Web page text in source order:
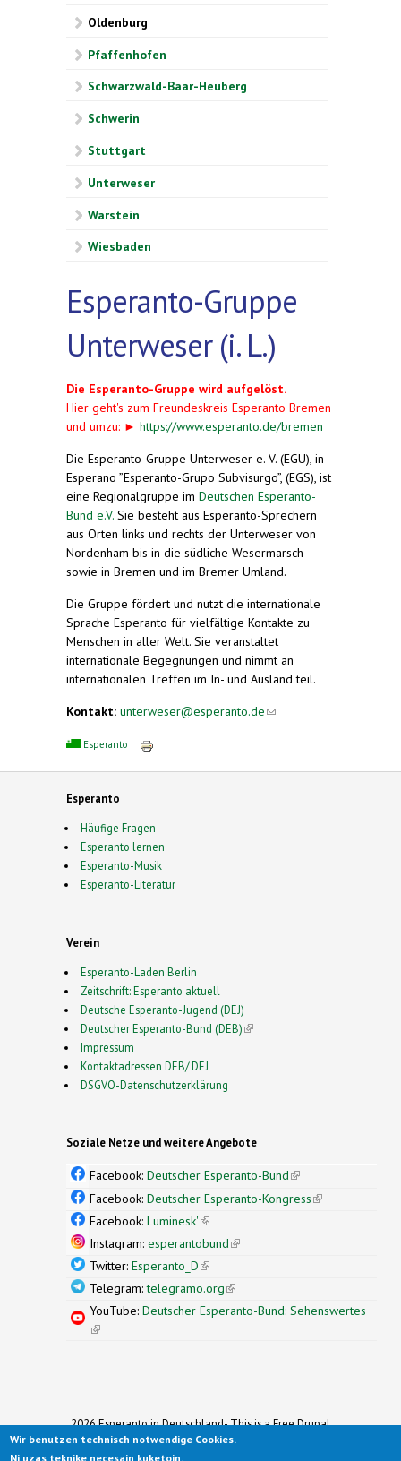
Oldenburg
Pfaffenhofen
Schwarzwald-Baar-Heuberg
Schwerin
Stuttgart
Unterweser
Warstein
Wiesbaden
Esperanto-Gruppe
Unterweser (i. L.)
Die Esperanto-Gruppe wird aufgelöst.
Hier geht's zum Freundeskreis Esperanto Bremen
und umzu: ► https://www.esperanto.de/bremen
Die Esperanto-Gruppe Unterweser e. V. (EGU), in
Esperano ”Esperanto-Grupo Subvisurgo”, (EGS), ist
eine Regionalgruppe im Deutschen Esperanto-
Bund e.V. Sie besteht aus Esperanto-Sprechern
aus Orten links und rechts der Unterweser von
Nordenham bis in die südliche Wesermarsch
sowie in Bremen und im Bremer Umland.
Die Gruppe fördert und nutzt die internationale
Sprache Esperanto für vielfältige Kontakte zu
Menschen in aller Welt. Sie veranstaltet
internationale Begegnungen und nimmt an
internationalen Treffen im In- und Ausland teil.
Kontakt: unterweser@esperanto.de(link sends
Esperanto
Esperanto
Häufige Fragen
Esperanto lernen
Esperanto-Musik
Esperanto-Literatur
Verein
Esperanto-Laden Berlin
Zeitschrift: Esperanto aktuell
Deutsche Esperanto-Jugend (DEJ)
Deutscher Esperanto-Bund (DEB)(link is external)
Impressum
Kontaktadressen DEB/ DEJ
DSGVO-Datenschutzerklärung
Soziale Netze und weitere Angebote
Facebook: Deutscher Esperanto-Bund(link is
external)
Facebook: Deutscher Esperanto-Kongress(link is
Facebook: Luminesk'(link is external)
Instagram: esperantobund(link is external)
Twitter: Esperanto_D(link is external)
Telegram:telegramo.org(link is external)
YouTube: Deutscher Esperanto-Bund: Sehenswertes
(link is external)
2026 Esperanto in Deutschland- This is a Free Drupal
Theme
Ported to Drupal for the Open Source Community by
Wir benutzen technisch notwendige Cookies.
Ni uzas teknike necesajn kuketojn.